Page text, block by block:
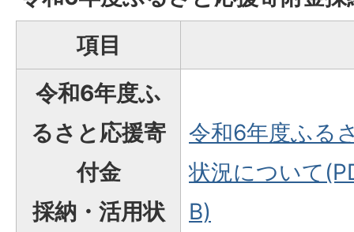
項目
令和6年度ふ
るさと応援寄
付金
採納・活用状
令和6年度ふる
状況について
B)